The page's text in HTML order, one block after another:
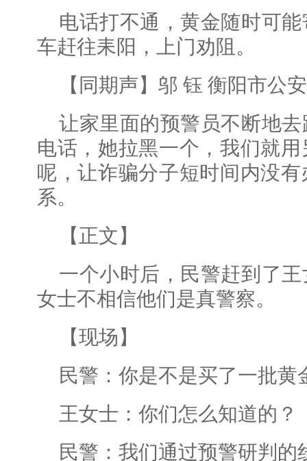
电话打不通，黄金随时可
车赶往耒阳，上门劝阻。
【同期声】邬 钰 衡阳市公
让家里面的预警员不断地
电话，她拉黑一个，我们就
呢，让诈骗分子短时间内没
系。
【正文】
一个小时后，民警赶到了
女士不相信他们是真警察。
【现场】
民警：你是不是买了一批黄
王女士：你们怎么知道的？
民警：我们通过预警研判的